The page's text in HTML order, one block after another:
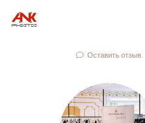
Оставить отзыв